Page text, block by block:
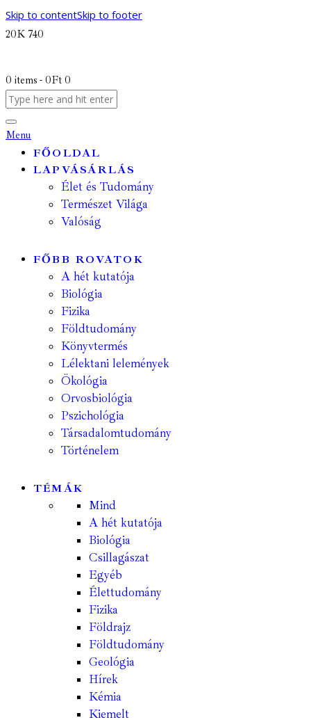
Skip to contentSkip to footer
20K 740
0 items - 0Ft 0
Menu
FŐOLDAL
LAPVÁSÁRLÁS
Élet és Tudomány
Természet Világa
Valóság
FŐBB ROVATOK
A hét kutatója
Biológia
Fizika
Földtudomány
Könyvtermés
Lélektani lelemények
Ökológia
Orvosbiológia
Pszichológia
Társadalomtudomány
Történelem
TÉMÁK
Mind
A hét kutatója
Biológia
Csillagászat
Egyéb
Élettudomány
Fizika
Földrajz
Földtudomány
Geológia
Hírek
Kémia
Kiemelt